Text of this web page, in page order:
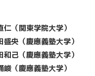
（関東学院大学）
央（慶應義塾大学）
己（慶應義塾大学）
（慶應義塾大学）